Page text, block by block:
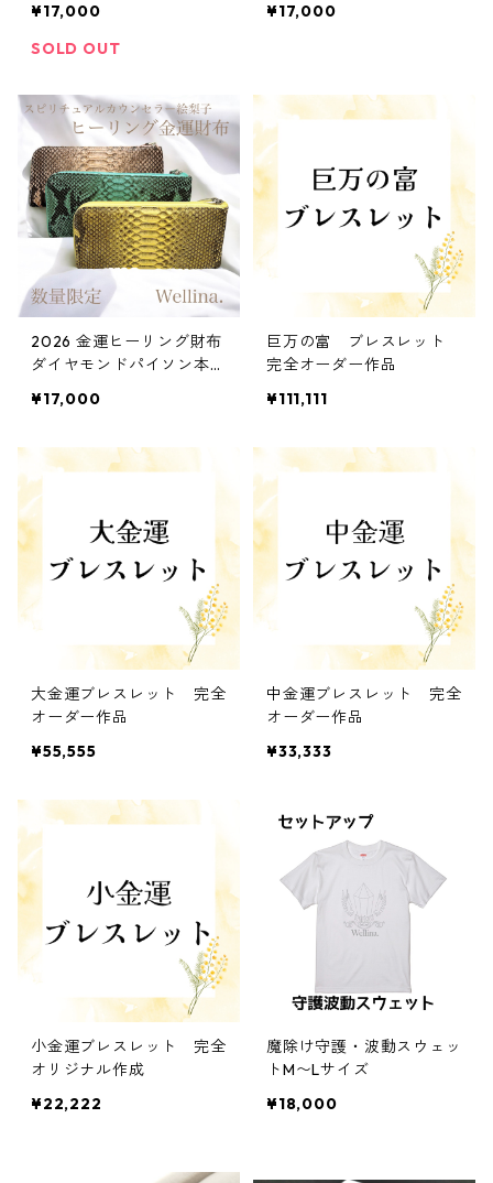
¥17,000
SOLD OUT
¥17,000
2026 金運ヒーリング財布
ダイヤモンドパイソン本
¥17,000
巨万の富 ブレスレット
完全オーダー作品
¥111,111
大金運ブレスレット 完全
オーダー作品
¥55,555
中金運ブレスレット 完全
オーダー作品
¥33,333
小金運ブレスレット 完全
オリジナル作成
¥22,222
魔除け守護・波動スウェッ
トM〜Lサイズ
¥18,000